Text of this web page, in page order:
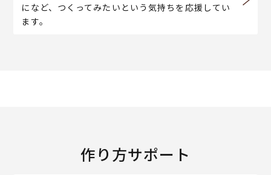
になど、つくってみたいという気持ちを応援してい
ます。
作り方サポート